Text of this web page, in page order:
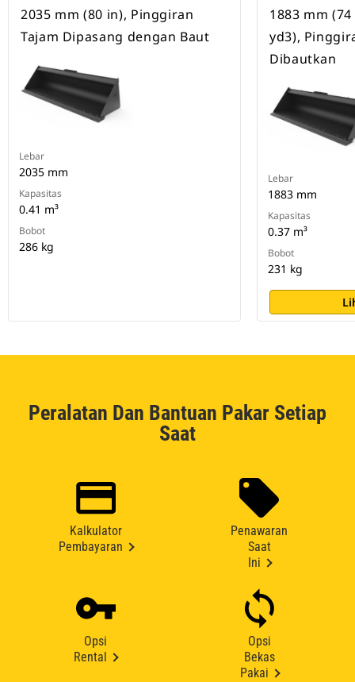
2035 mm (80 in), Pinggiran
Tajam Dipasang dengan Baut
Lebar
2035 mm
Kapasitas
0.41 m³
Bobot
286 kg
1883 mm
yd3),
Dibautkan
Lebar
1883 mm
Kapasitas
0.37 m³
Bobot
231 kg
Peralatan Dan Bantuan Pakar Setiap
Saat
Kalkulator
Pembayaran
Penawaran
Saat
Ini
Opsi
Rental
Opsi
Bekas
Pakai